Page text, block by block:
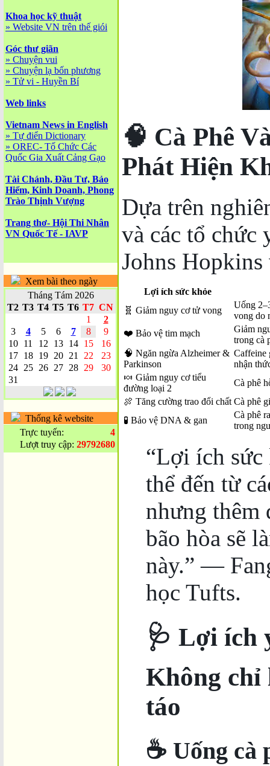
Khoa học kỹ thuật
» Website VN trên thế giói
Góc thư giãn
» Chuyện vui
» Chuyện lạ bốn phương
» Tử vi - Huyền Bí
Web links
Vietnam News in English
» Tự điển Dictionary
» OREC- Tố Chức Các
Quốc Gia Xuất Cảng Gạo
Tài Chánh, Đầu Tư, Bảo
Hiểm, Kinh Doanh, Phong
Trào Thịnh Vượng
Trang thơ- Hội Thi Nhân
VN Quốc Tế - IAVP
Xem bài theo ngày
Tháng Tám 2026
T2 T3 T4 T5 T6 T7 CN
1
2
3
4 5 6 7 8
9
10
11 12 13 14 15
16
17
18 19 20 21 22
23
24
25 26 27 28 29
30
31
Thống kê website
Trực tuyến:
4
Lượt truy cập: 29792680
🧠 Cà Phê
Phát Hiện
Dựa trên
và các tổ chức
Johns
Lợi ích sức khỏe
🧬 Giảm nguy cơ tử vong
Uống
vong do
❤️ Bảo vệ tim mạch
Giảm
trong cà
🧠 Ngăn ngừa Alzheimer &
Parkinson
Caffeine
nhận
🍬 Giảm nguy cơ tiểu
đường loại 2
Cà phê
🍖 Tăng cường trao đổi chất Cà phê
🧪 Bảo vệ DNA & gan
Cà phê
trong
“Lợi ích sức
thể đến từ
nhưng thêm
bão hòa sẽ
này.” —
học Tufts.
🩺 Lợi ích
Không chỉ
táo
☕ Uống cà